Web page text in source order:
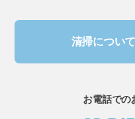
清掃につい
お電話での